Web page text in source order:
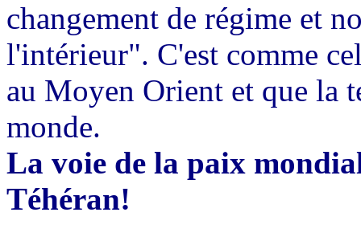
changement de régime et
l'intérieur". C'est comme
au Moyen Orient et que la
monde.
La voie de la paix
Téhéran!